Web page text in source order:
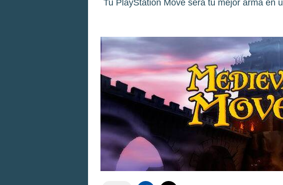
Tu PlayStation Move será tu mejor arma en